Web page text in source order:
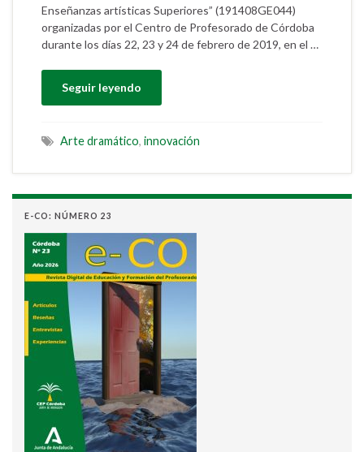
Enseñanzas artísticas Superiores” (191408GE044)
organizadas por el Centro de Profesorado de Córdoba
durante los días 22, 23 y 24 de febrero de 2019, en el …
Seguir leyendo
Arte dramático, innovación
E-CO: NÚMERO 23